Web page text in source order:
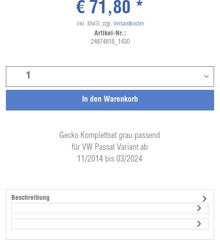
Gecko Komplettset grau passend
für VW Passat Variant ab
11/2014 bis 03/2024
In den Warenkorb
€ 71,80 *
inkl. MwSt. zzgl. Versandkosten
Artikel-Nr.:
24874818_1430
Beschreibung